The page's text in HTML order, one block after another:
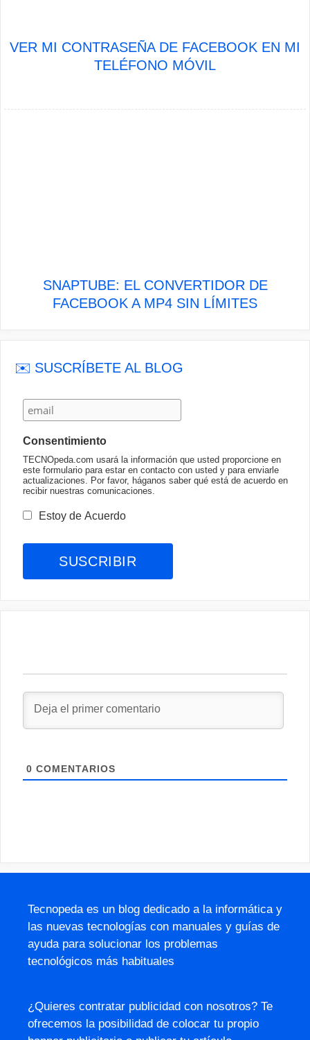
VER MI CONTRASEÑA DE FACEBOOK EN MI
TELÉFONO MÓVIL
SNAPTUBE: EL CONVERTIDOR DE
FACEBOOK A MP4 SIN LÍMITES
✉️ SUSCRÍBETE AL BLOG
Consentimiento
TECNOpeda.com usará la información que usted proporcione en
este formulario para estar en contacto con usted y para enviarle
actualizaciones. Por favor, háganos saber qué está de acuerdo en
recibir nuestras comunicaciones.
Estoy de Acuerdo
0 COMENTARIOS
Tecnopeda es un blog dedicado a la informática y
las nuevas tecnologías con manuales y guías de
ayuda para solucionar los problemas
tecnológicos más habituales
¿Quieres contratar publicidad con nosotros? Te
ofrecemos la posibilidad de colocar tu propio